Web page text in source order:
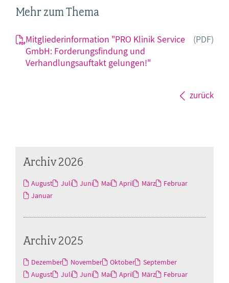
Mehr zum Thema
Mitgliederinformation "PRO Klinik Service
GmbH: Forderungsfindung und
Verhandlungsauftakt gelungen!"
(PDF)
zurück
Archiv 2026
August Juli Juni Mai April März
Februar
Januar
Archiv 2025
Dezember November Oktober
September
August
Juli Juni Mai April März
Februar